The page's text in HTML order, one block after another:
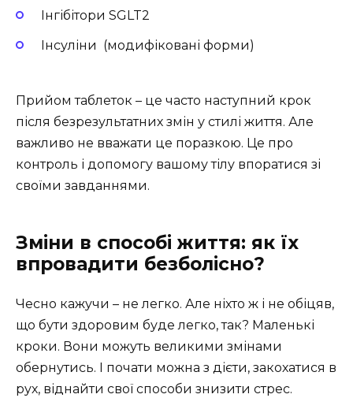
Інгібітори SGLT2
Інсуліни (модифіковані форми)
Прийом таблеток – це часто наступний крок
після безрезультатних змін у стилі життя. Але
важливо не вважати це поразкою. Це про
контроль і допомогу вашому тілу впоратися зі
своїми завданнями.
Зміни в способі життя: як їх
впровадити безболісно?
Чесно кажучи – не легко. Але ніхто ж і не обіцяв,
що бути здоровим буде легко, так? Маленькі
кроки. Вони можуть великими змінами
обернутись. І почати можна з дієти, закохатися в
рух, віднайти свої способи знизити стрес.